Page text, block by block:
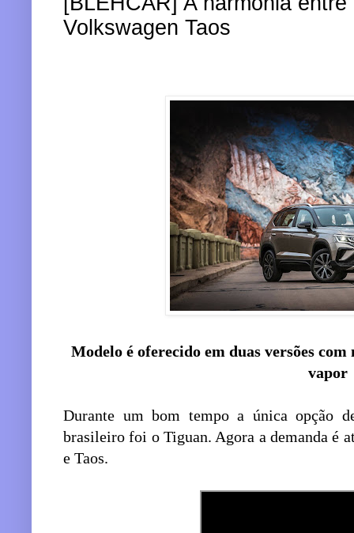
Volkswagen Taos
Modelo é oferecido em duas versões
vapor
Durante um bom tempo a única opção
brasileiro foi o Tiguan. Agora a demanda é
e Taos.